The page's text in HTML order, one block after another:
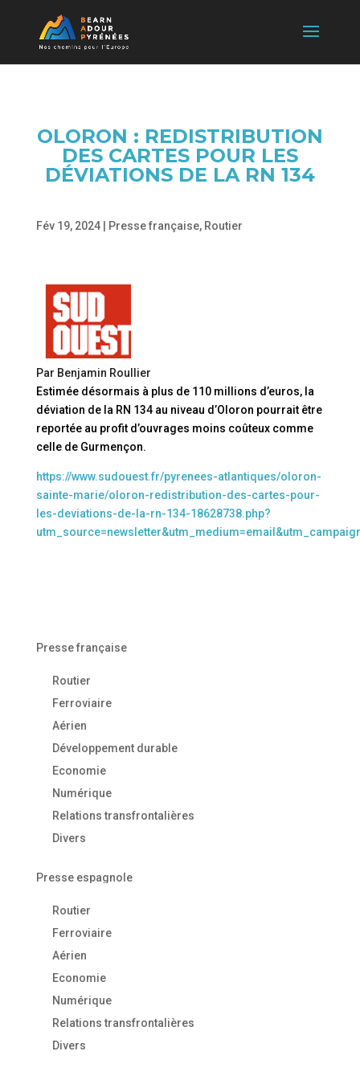
OLORON : REDISTRIBUTION
DES CARTES POUR LES
DÉVIATIONS DE LA RN 134
Fév 19, 2024| Presse française, Routier
Par Benjamin Roullier
Estimée désormais à plus de 110 millions d’euros, la
déviation de la RN 134 au niveau d’Oloron pourrait être
reportée au profit d’ouvrages moins coûteux comme
celle de Gurmençon.
https://www.sudouest.fr/pyrenees-atlantiques/oloron-
sainte-marie/oloron-redistribution-des-cartes-pour-
les-deviations-de-la-rn-134-18628738.php?
Presse française
Routier
Ferroviaire
Aérien
Développement durable
Economie
Numérique
Relations transfrontalières
Divers
Presse espagnole
Routier
Ferroviaire
Aérien
Economie
Numérique
Relations transfrontalières
Divers